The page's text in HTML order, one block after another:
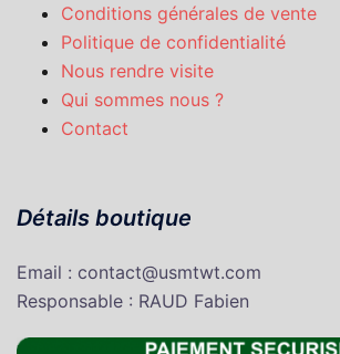
Conditions générales de vente
Politique de confidentialité
Nous rendre visite
Qui sommes nous ?
Contact
Détails boutique
Email : contact@usmtwt.com
Responsable : RAUD Fabien